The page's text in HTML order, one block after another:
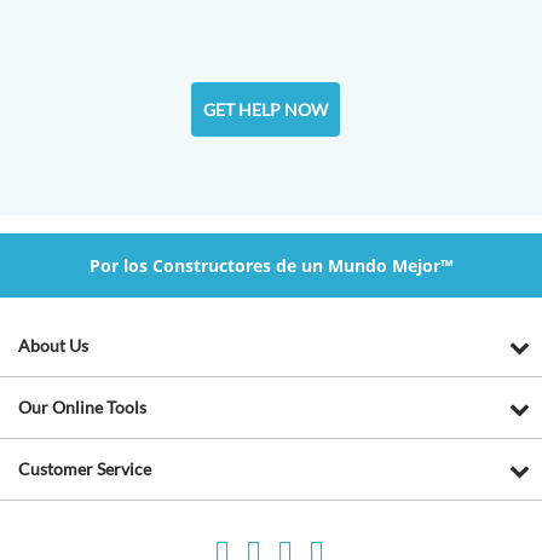
GET HELP NOW
Por los Constructores de un Mundo Mejor™
About Us
Our Online Tools
Customer Service